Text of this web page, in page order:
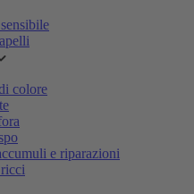
colore
e riparazioni